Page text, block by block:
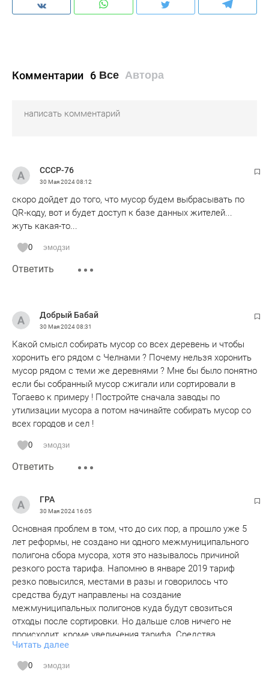
Комментарии 6 Все Автора
СССР-76
30 Мая 202408:12
скоро дойдет до того, что мусор будем выбрасывать по
QR-коду, вот и будет доступ к базе данных жителей...
жуть какая-то...
0 эмодзи
Ответить
Добрый Бабай
30 Мая 202408:31
Какой смысл собирать мусор со всех деревень и чтобы
хоронить его рядом с Челнами ? Почему нельзя хоронить
мусор рядом с теми же деревнями ? Мне бы было понятно
если бы собранный мусор сжигали или сортировали в
Тогаево к примеру ! Постройте сначала заводы по
утилизации мусора а потом начинайте собирать мусор со
всех городов и сел !
0 эмодзи
Ответить
ГРА
30 Мая 202416:05
Основная проблем в том, что до сих пор, а прошло уже 5
лет реформы, не создано ни одного межмуниципального
полигона сбора мусора, хотя это называлось причиной
резкого роста тарифа. Напомню в январе 2019 тариф
резко повысился, местами в разы и говорилось что
средства будут направлены на создание
межмуниципальных полигонов куда будут свозиться
отходы после сортировки. Но дальше слов ничего не
происходит, кроме увеличения тарифа. Средства
потрачены - уверен, что все отчеты по расходам имеются,
вот только эффективно ли они тратятся. Уверен мы как
Читать далее
0 эмодзи